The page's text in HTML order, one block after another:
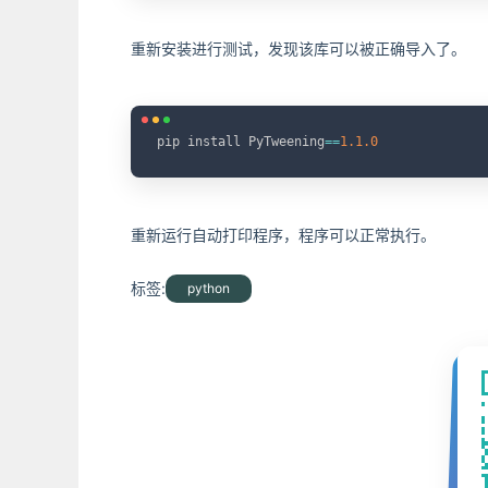
重新安装进行测试，发现该库可以被正确导入了。
pip install PyTweening==1.1.0
重新运行自动打印程序，程序可以正常执行。
标签: python